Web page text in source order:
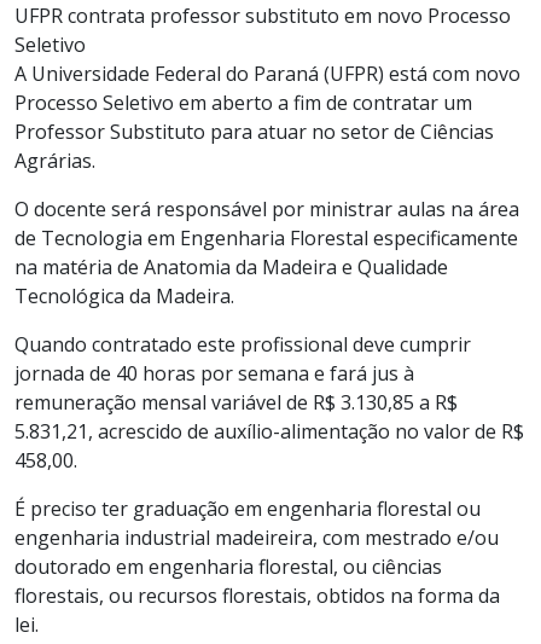
UFPR contrata professor substituto em novo Processo
Seletivo
A Universidade Federal do Paraná (UFPR) está com novo
Processo Seletivo em aberto a fim de contratar um
Professor Substituto para atuar no setor de Ciências
Agrárias.
O docente será responsável por ministrar aulas na área
de Tecnologia em Engenharia Florestal especificamente
na matéria de Anatomia da Madeira e Qualidade
Tecnológica da Madeira.
Quando contratado este profissional deve cumprir
jornada de 40 horas por semana e fará jus à
remuneração mensal variável de R$ 3.130,85 a R$
5.831,21, acrescido de auxílio-alimentação no valor de R$
458,00.
É preciso ter graduação em engenharia florestal ou
engenharia industrial madeireira, com mestrado e/ou
doutorado em engenharia florestal, ou ciências
florestais, ou recursos florestais, obtidos na forma da
lei.